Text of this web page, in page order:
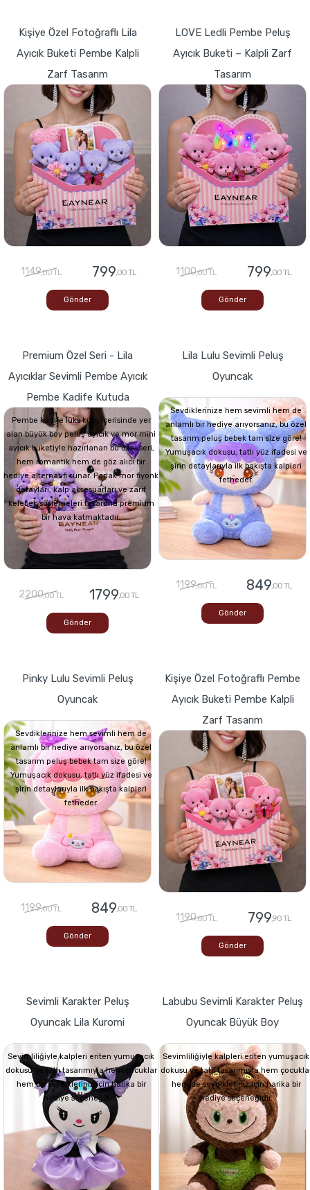
Kişiye Özel Fotoğraflı Lila
Ayıcık Buketi Pembe Kalpli
Zarf Tasarım
1149,00 TL 799,00 TL
Gönder
LOVE Ledli Pembe Peluş
Ayıcık Buketi – Kalpli Zarf
Tasarım
1100,00 TL 799,00 TL
Gönder
Premium Özel Seri - Lila
Ayıcıklar Sevimli Pembe Ayıcık
Pembe Kadife Kutuda
Pembe kadife lüks kutu içerisinde yer
alan büyük boy peluş ayıcık ve mor mini
ayıcık buketiyle hazırlanan bu özel seri,
hem romantik hem de göz alıcı bir
hediye alternatifi sunar. Parlak mor fiyonk
detayları, kalp aksesuarları ve zarif
kelebek süslemeleri tasarıma premium
bir hava katmaktadır.
2200,00 TL 1799,00 TL
Gönder
Lila Lulu Sevimli Peluş
Oyuncak
Sevdiklerinize hem sevimli hem de
anlamlı bir hediye arıyorsanız, bu özel
tasarım peluş bebek tam size göre!
Yumuşacık dokusu, tatlı yüz ifadesi ve
şirin detaylarıyla ilk bakışta kalpleri
fetheder.
1199,00 TL 849,00 TL
Gönder
Pinky Lulu Sevimli Peluş
Oyuncak
Sevdiklerinize hem sevimli hem de
anlamlı bir hediye arıyorsanız, bu özel
tasarım peluş bebek tam size göre!
Yumuşacık dokusu, tatlı yüz ifadesi ve
şirin detaylarıyla ilk bakışta kalpleri
fetheder.
1199,00 TL 849,00 TL
Gönder
Kişiye Özel Fotoğraflı Pembe
Ayıcık Buketi Pembe Kalpli
Zarf Tasarım
1190,00 TL 799,90 TL
Gönder
Sevimli Karakter Peluş
Oyuncak Lila Kuromi
Sevimliliğiyle kalpleri eriten yumuşacık
dokusu ve tatlı tasarımıyla hem çocuklar
hem de sevdikleriniz için harika bir
hediye seçeneğidir.
Labubu Sevimli Karakter Peluş
Oyuncak Büyük Boy
Sevimliliğiyle kalpleri eriten yumuşacık
dokusu ve tatlı tasarımıyla hem
hem de sevdikleriniz için harika bir
hediye seçeneğidir.